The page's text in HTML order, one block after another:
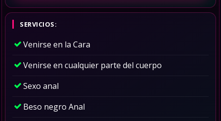
SERVICIOS:
Venirse en la Cara
Venirse en cualquier parte del cuerpo
Sexo anal
Beso negro Anal